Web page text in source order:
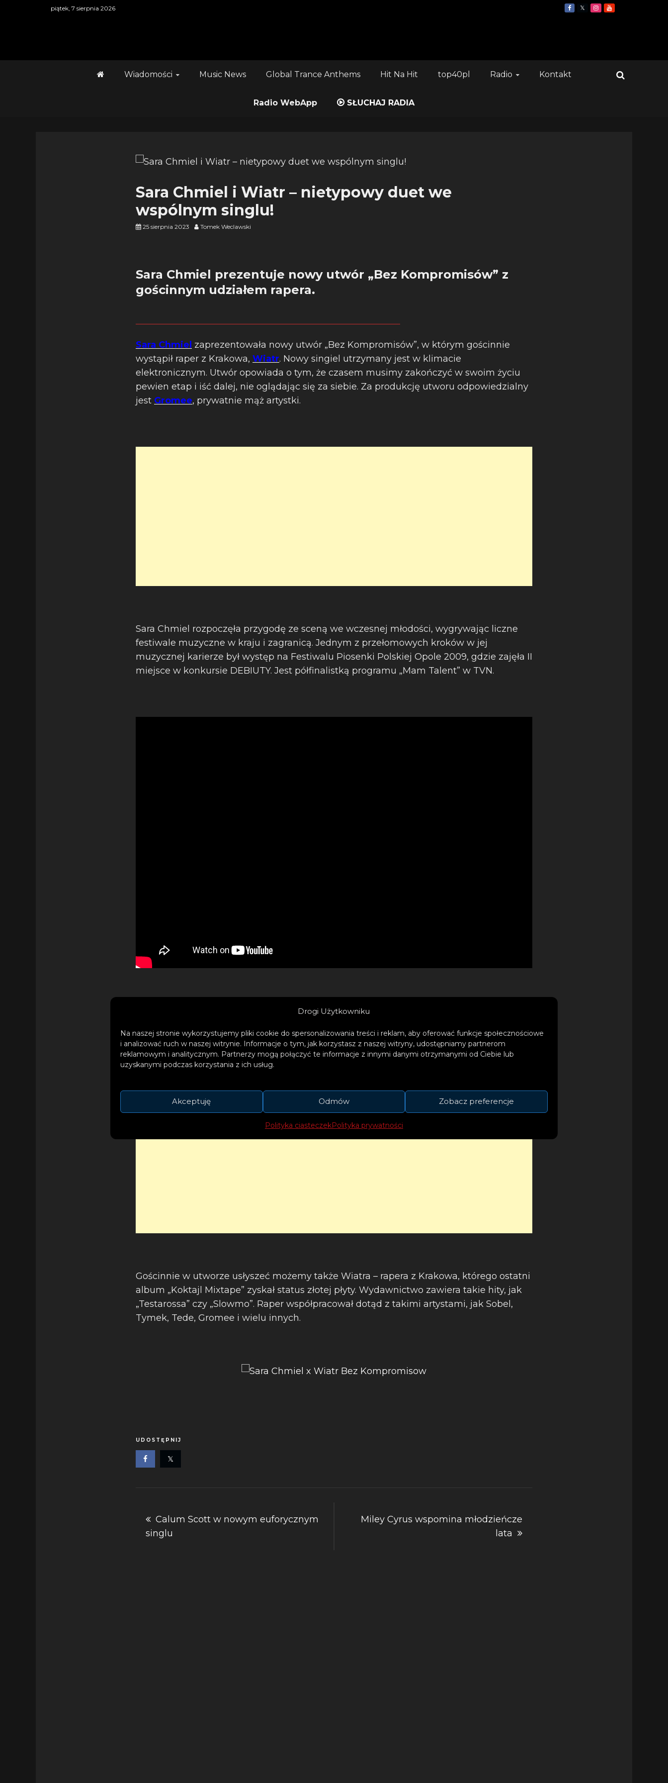
Drogi Użytkowniku
Na naszej stronie wykorzystujemy pliki cookie do spersonalizowania treści i reklam, aby oferować funkcje społecznościowe
i analizować ruch w naszej witrynie. Informacje o tym, jak korzystasz z naszej witryny, udostępniamy partnerom
reklamowym i analitycznym. Partnerzy mogą połączyć te informacje z innymi danymi otrzymanymi od Ciebie lub
uzyskanymi podczas korzystania z ich usług.
Akceptuję Odmów Zobacz preferencje
Polityka ciasteczekPolityka prywatności
piątek, 7 sierpnia 2026
Wiadomości Music News Global Trance Anthems Hit Na Hit top40pl Radio Kontakt
Radio WebApp SŁUCHAJ RADIA
Sara Chmiel i Wiatr – nietypowy duet we
wspólnym singlu!
25 sierpnia 2023 Tomek Weclawski
Sara Chmiel prezentuje nowy utwór „Bez Kompromisów” z
gościnnym udziałem rapera.
Sara Chmiel zaprezentowała nowy utwór „Bez Kompromisów”, w którym gościnnie
wystąpił raper z Krakowa, Wiatr. Nowy singiel utrzymany jest w klimacie
elektronicznym. Utwór opowiada o tym, że czasem musimy zakończyć w swoim życiu
pewien etap i iść dalej, nie oglądając się za siebie. Za produkcję utworu odpowiedzialny
jest Gromee, prywatnie mąż artystki.
Sara Chmiel rozpoczęła przygodę ze sceną we wczesnej młodości, wygrywając liczne
festiwale muzyczne w kraju i zagranicą. Jednym z przełomowych kroków w jej
muzycznej karierze był występ na Festiwalu Piosenki Polskiej Opole 2009, gdzie zajęła II
miejsce w konkursie DEBIUTY. Jest półfinalistką programu „Mam Talent” w TVN.
Jej ostatni singiel „Ty i Ja” znalazł się w czołówce listy airplay ZPAV, czyli zestawienia
prezentowana w ramach koncertu PREMIERY na Krajowym Festiwalu Piosenki Polskiej
w Opolu.
Gościnnie w utworze usłyszeć możemy także Wiatra – rapera z Krakowa, którego ostatni
album „Koktajl Mixtape” zyskał status złotej płyty. Wydawnictwo zawiera takie hity, jak
„Testarossa” czy „Slowmo”. Raper współpracował dotąd z takimi artystami, jak Sobel,
Tymek, Tede, Gromee i wielu innych.
UDOSTĘPNIJ
Nawigacja
wpisu
Calum Scott w nowym euforycznym
singlu
Miley Cyrus wspomina młodzieńcze
lata